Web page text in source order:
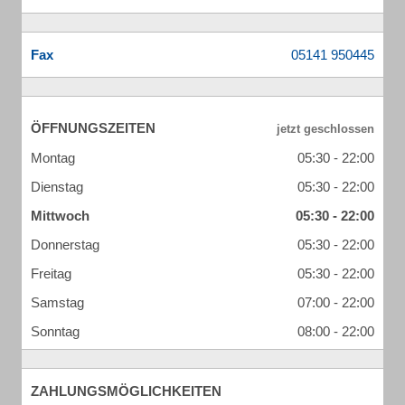
Fax
ÖFFNUNGSZEITEN
Montag
05:30 - 22:00
Dienstag
05:30 - 22:00
Mittwoch
05:30 - 22:00
Donnerstag
05:30 - 22:00
Freitag
05:30 - 22:00
Samstag
07:00 - 22:00
Sonntag
08:00 - 22:00
ZAHLUNGSMÖGLICHKEITEN